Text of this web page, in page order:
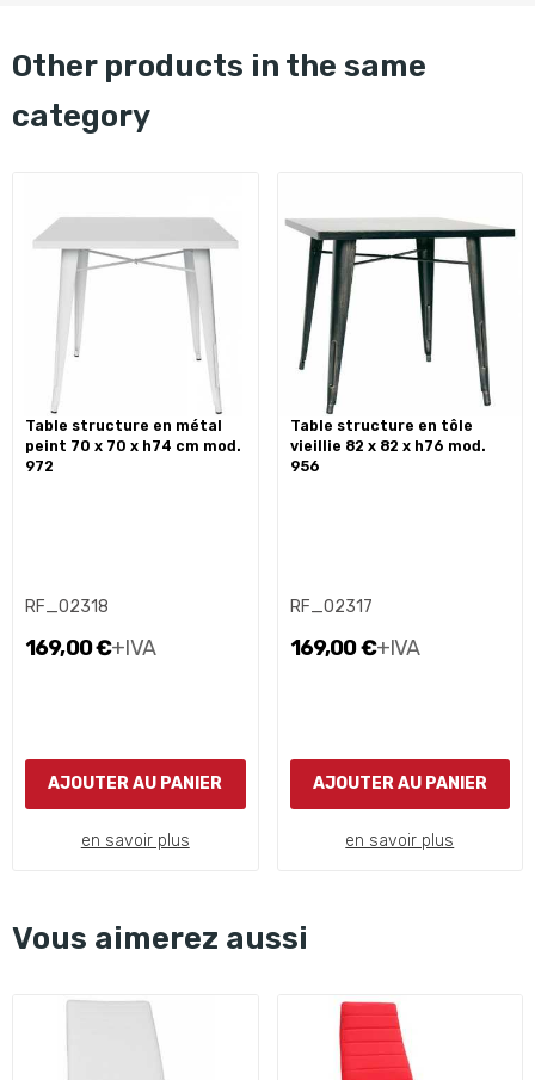
other products in the same
category
table structure en métal
peint 70 x 70 x h74 cm mod.
972
RF_02318
169,00 €+IVA
AJOUTER AU PANIER
en savoir plus
table structure en tôle
vieillie 82 x 82 x h76 mod.
956
RF_02317
169,00 €+IVA
AJOUTER AU PANIER
en savoir plus
Vous aimerez aussi